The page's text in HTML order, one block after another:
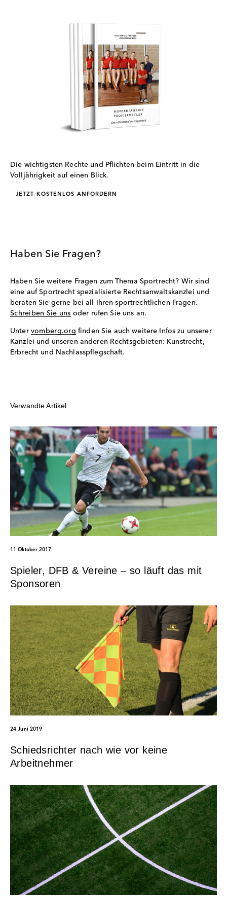
Die wichtigsten Rechte und Pflichten beim Eintritt in die
Volljährigkeit auf einen Blick.
JETZT KOSTENLOS ANFORDERN
Haben Sie Fragen?
Haben Sie weitere Fragen zum Thema Sportrecht? Wir sind
eine auf Sportrecht spezialisierte Rechtsanwaltskanzlei und
beraten Sie gerne bei all Ihren sportrechtlichen Fragen.
Schreiben Sie uns oder rufen Sie uns an.
Unter vomberg.org finden Sie auch weitere Infos zu unserer
Kanzlei und unseren anderen Rechtsgebieten: Kunstrecht,
Erbrecht und Nachlasspflegschaft.
Verwandte Artikel
11 Oktober 2017
Spieler, DFB & Vereine – so läuft das mit
Sponsoren
24 Juni 2019
Schiedsrichter nach wie vor keine
Arbeitnehmer